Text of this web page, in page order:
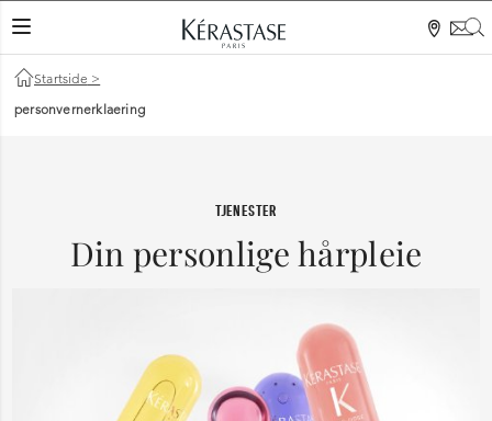
VEKSLINGSNAVIGASJON
Startside >
personvernerklaering
TJENESTER
Din personlige hårpleie